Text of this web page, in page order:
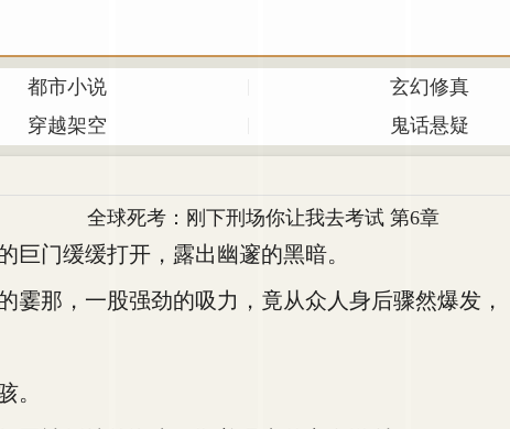
都市小说
玄幻修真
穿越架空 鬼话悬疑
全球死考：刚下刑场你让我去考试 第6章
门缓缓打开，露出幽邃的黑暗。
那，一股强劲的吸力，竟从众人身后骤然爆发，
。